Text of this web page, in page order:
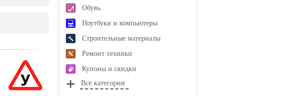
Обувь
Ноутбуки и компьютеры
Строительные материалы
Ремонт техники
Купоны и скидки
Все категории